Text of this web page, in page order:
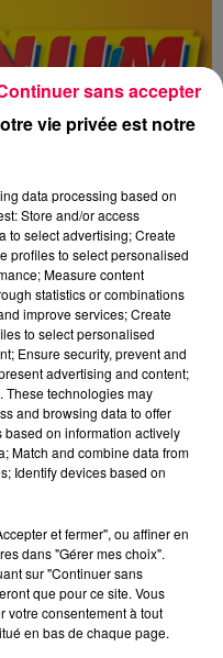
vie privée est notre
data processing based on
Store and/or access
to select advertising; Create
profiles to select personalised
Measure content
statistics or combinations
improve services; Create
to select personalised
Ensure security, prevent and
advertising and content;
These technologies may
and browsing data to offer
on information actively
Match and combine data from
Identify devices based on
et fermer", ou affiner en
dans "Gérer mes choix".
sur "Continuer sans
que pour ce site. Vous
votre consentement à tout
en bas de chaque page.
sans accepter